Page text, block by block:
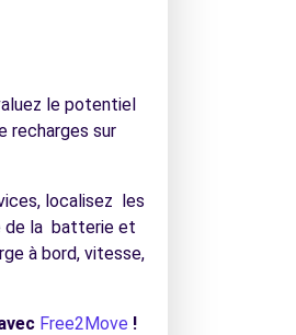
le potentiel
recharges sur
localisez les
de la batterie et
à bord, vitesse,
Free2Move !